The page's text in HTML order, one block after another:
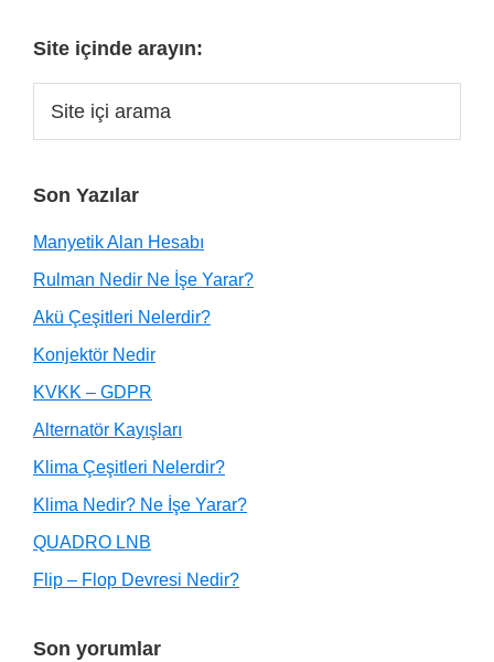
Site içinde arayın:
Son Yazılar
Manyetik Alan Hesabı
Rulman Nedir Ne İşe Yarar?
Akü Çeşitleri Nelerdir?
Konjektör Nedir
KVKK – GDPR
Alternatör Kayışları
Klima Çeşitleri Nelerdir?
Klima Nedir? Ne İşe Yarar?
QUADRO LNB
Flip – Flop Devresi Nedir?
Son yorumlar